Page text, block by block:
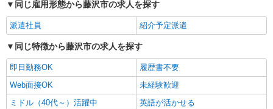
同じ雇用形態から藤沢市の求人を探す
派遣社員 紹介予定派遣
同じ特徴から藤沢市の求人を探す
即日勤務OK
履歴書不要
Web面接OK
未経験歓迎
ミドル（40代～）活躍中
英語が活かせる